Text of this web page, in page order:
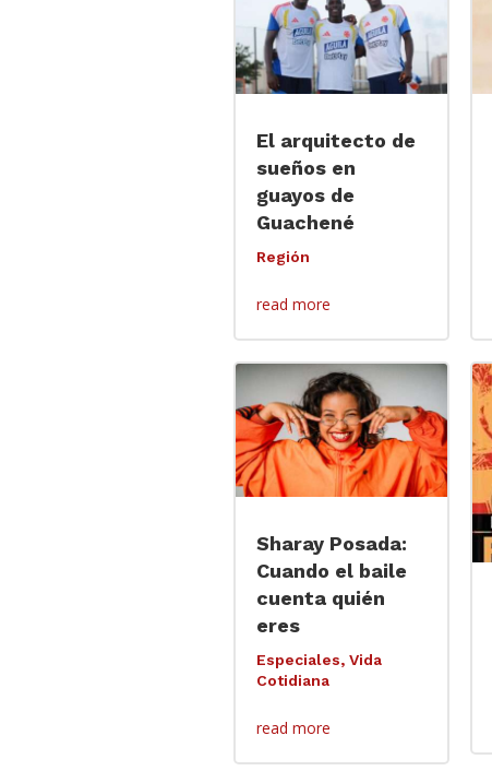
El arquitecto de
sueños en
guayos de
Guachené
Región
read more
Sharay Posada:
Cuando el baile
cuenta quién
eres
Especiales, Vida
Cotidiana
read more